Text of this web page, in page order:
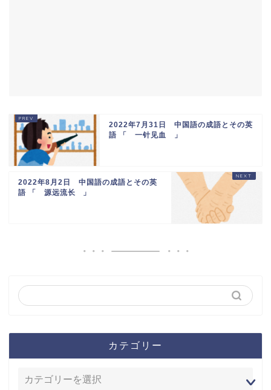
2022年7月31日 中国語の成語とその英
語 「 一针见血 」
2022年8月2日 中国語の成語とその英
語 「 源远流长 」
カテゴリー